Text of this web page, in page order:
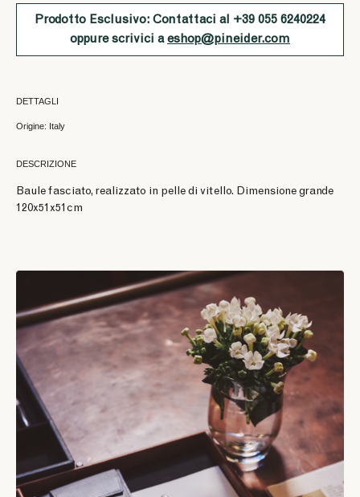
Prodotto Esclusivo: Contattaci al +39 055 6240224
oppure scrivici aeshop@pineider.com
DETTAGLI
Origine: Italy
DESCRIZIONE
Baule fasciato, realizzato in pelle di vitello. Dimensione grande
120x51x51cm